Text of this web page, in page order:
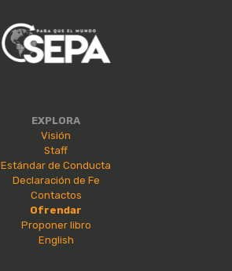
EXPLORA
Visión
Staff
Estándar de Conducta
Declaración de Fe
Contactos
Ofrendar
Proponer libro
English